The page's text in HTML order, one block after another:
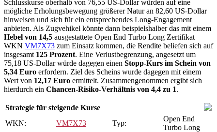
Schlusskurse oberhalb von 76,55 US-Dollar würden auf eine
mögliche Erholungsbewegung größerer Natur an 82,60 US-Dollar
hinweisen und sich für ein entsprechendes Long-Engagement
anbieten. Als Zugvehikel könnte dann beispielshalber das mit einem
Hebel von 14,5 ausgestattete Open End Turbo Long Zertifikat
WKN VM7X73 zum Einsatz kommen, die Rendite beliefen sich auf
insgesamt 125 Prozent. Eine Verlustbegrenzung, angesetzt um
75,18 US-Dollar würde dagegen einen Stopp-Kurs im Schein von
5,34 Euro erfordern. Ziel des Scheins wurde dagegen mit einem
Wert von 12,17 Euro ermittelt. Zusammengenommen ergibt sich
hierdurch ein Chancen-Risiko-Verhältnis von 4,4 zu 1.
Strategie für steigende Kurse
WKN:
VM7X73 Typ:
Open End
Turbo Long